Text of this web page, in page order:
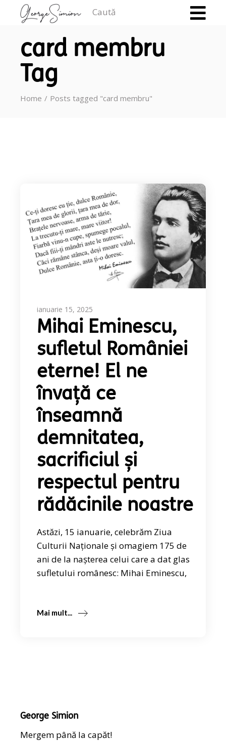
card membru
Tag
Home Posts tagged "card membru"
ianuarie 15, 2025
Mihai Eminescu,
sufletul României
eterne! El ne
învață ce
înseamnă
demnitatea,
sacrificiul și
respectul pentru
rădăcinile noastre
Astăzi, 15 ianuarie, celebrăm Ziua
Culturii Naționale și omagiem 175 de
ani de la nașterea celui care a dat glas
sufletului românesc: Mihai Eminescu,
Mai mult...
George Simion
Mergem până la capăt!